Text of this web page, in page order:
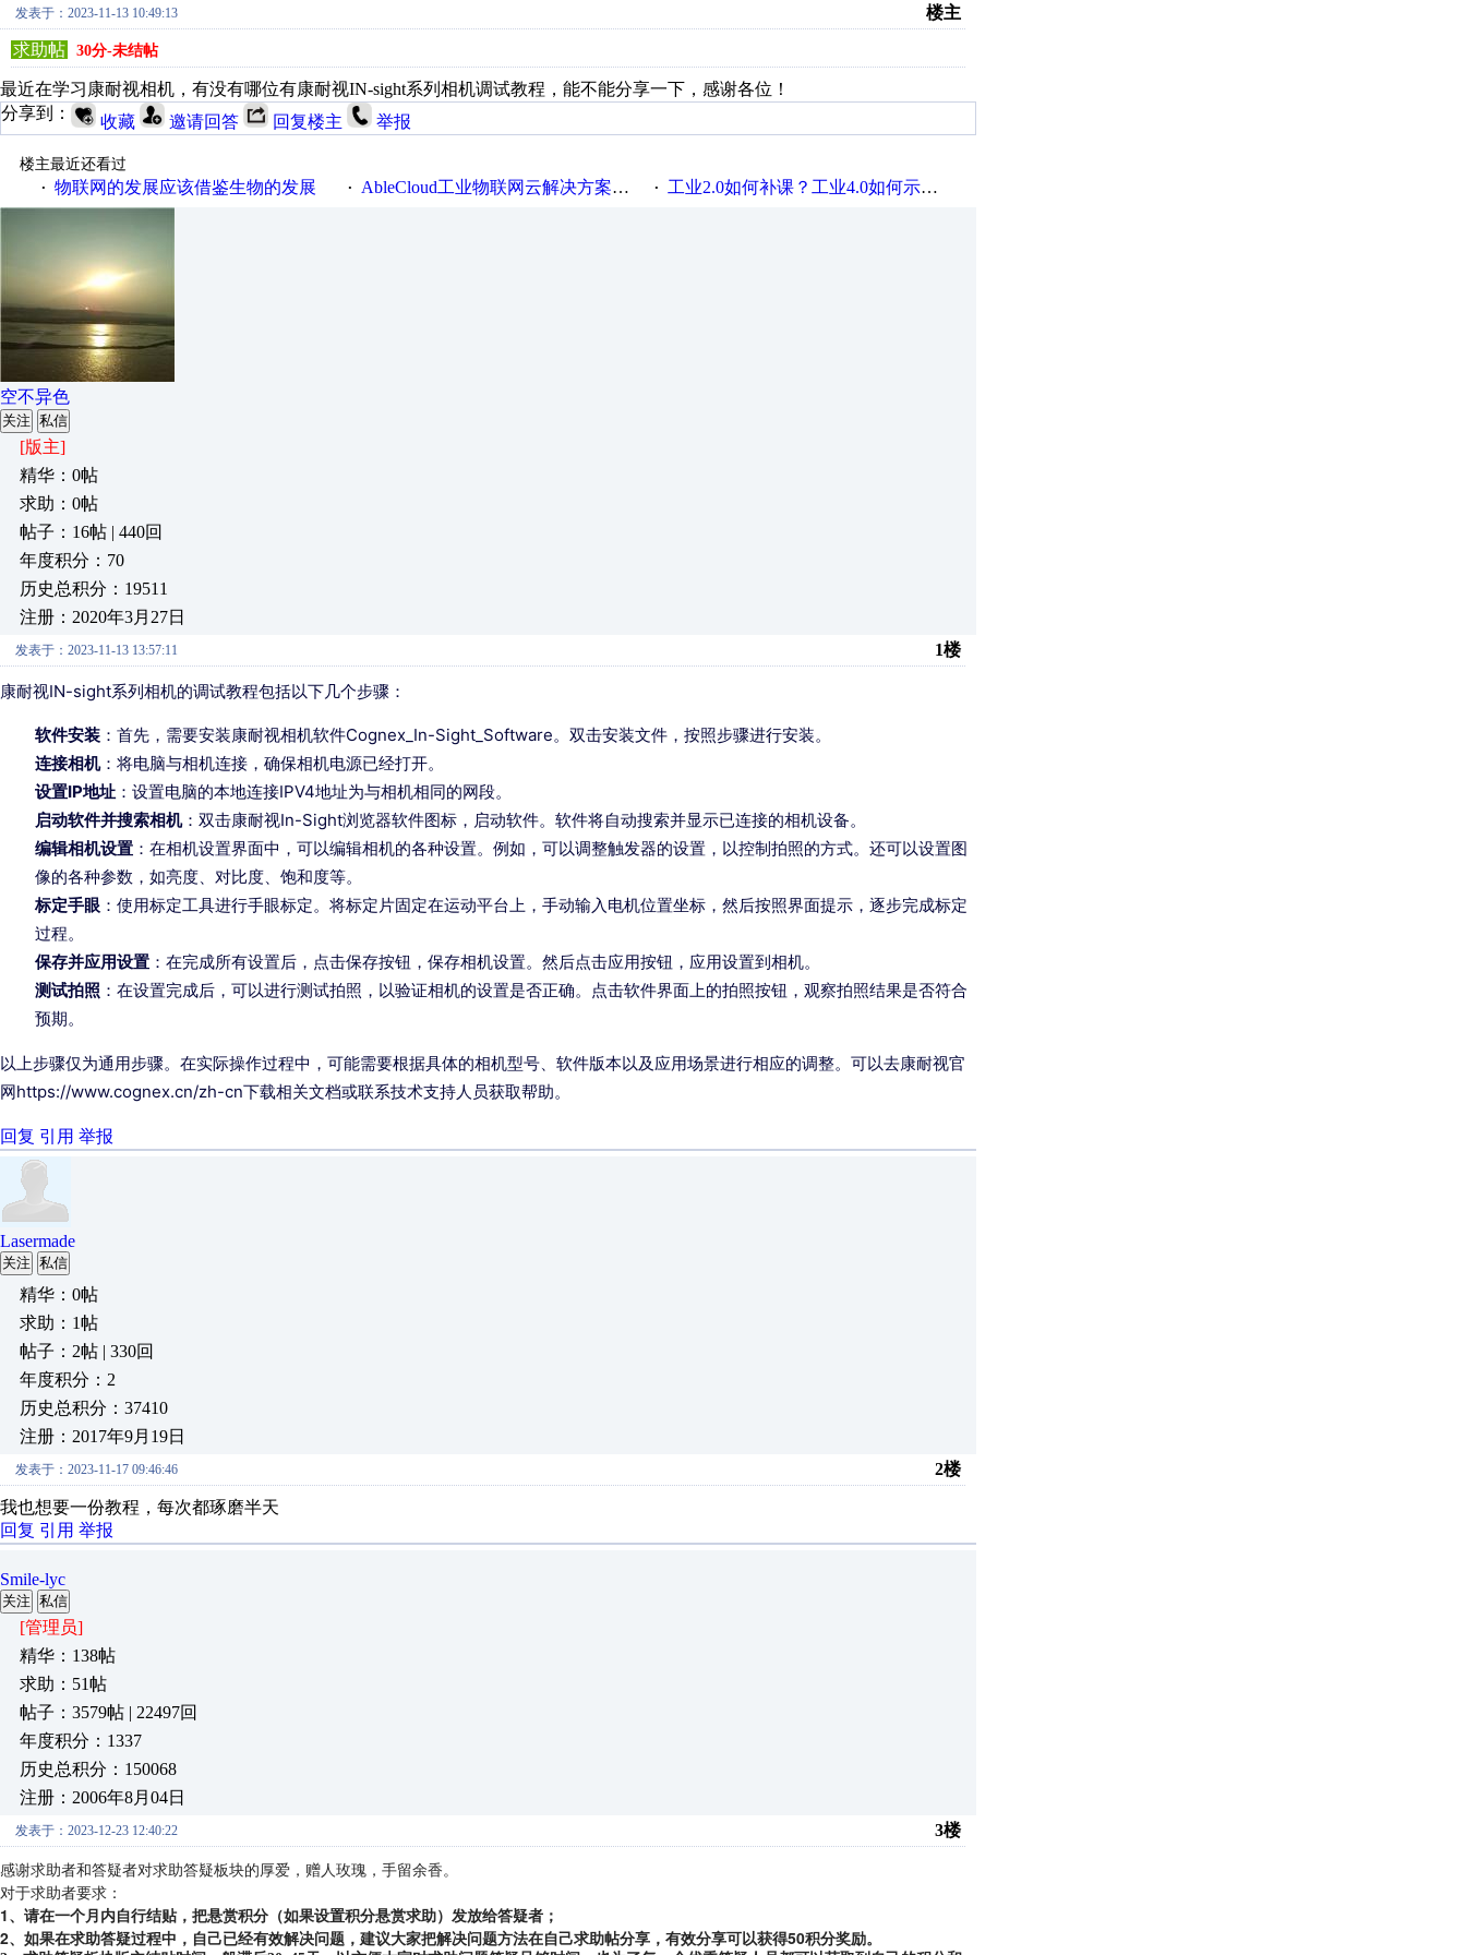
发表于：2023-11-13 10:49:13
楼主
求助帖
30分-未结帖
最近在学习 康耐视相机， 有没有哪位有康耐视IN-sight系列相机调试教程，能不能分享一下，感谢各位！
分享到：
收藏 邀请回答 回复楼主 举报
楼主最近还看过
· 物联网的发展应该借鉴生物的发展 · AbleCloud工业物联网云解决方案实践及应用 · 工业2.0如何补课？工业4.0如何示范？
空不异色
关注 私信
[版主]
精华：0帖
求助：0帖
帖子：16帖 | 440回
年度积分：70
历史总积分：19511
注册：2020年3月27日
发表于：2023-11-13 13:57:11 1楼
康耐视IN-sight系列相机的调试教程包括以下几个步骤：
软件安装 ：首先，需要安装康耐视相机软件Cognex_In-Sight_Software。双击安装文件，按照步骤进行安装。
连接相机：将电脑与相机连接，确保相机电源已经打开。
设置IP地址 ：设置电脑的本地连接IPV4地址为与相机相同的网段。
启动软件并搜索相机：双击康耐视In-Sight浏览器软件图标，启动软件。软件将自动搜索并显示已连接的相机设备。
编辑相机设置 ：在相机设置界面中，可以编辑相机的各种设置。例如，可以调整触发器的设置，以控制拍照的方式。还可以设置图
像的各种参数，如亮度、对比度、饱和度等。
标定手眼 ：使用标定工具进行手眼标定。将标定片固定在运动平台上，手动输入电机位置坐标，然后按照界面提示，逐步完成标定
过程。
保存并应用设置 ：在完成所有设置后，点击保存按钮，保存相机设置。然后点击应用按钮，应用设置到相机。
测试拍照 ：在设置完成后，可以进行测试拍照，以验证相机的设置是否正确。点击软件界面上的拍照按钮，观察拍照结果是否符合
预期。
以上步骤仅为通用步骤。在实际操作过程中，可能需要根据具体的相机型号、软件版本以及应用场景进行相应的调整。可以去康耐视官
网https://www.cognex.cn/zh-cn下载相关文档或联系技术支持人员获取帮助。
回复 引用 举报
Lasermade
关注 私信
精华：0帖
求助：1帖
帖子：2帖 | 330回
年度积分：2
历史总积分：37410
注册：2017年9月19日
发表于：2023-11-17 09:46:46 2楼
我也想要一份教程，每次都琢磨半天
回复 引用 举报
Smile-lyc
关注 私信
[管理员]
精华：138帖
求助：51帖
帖子：3579帖 | 22497回
年度积分：1337
历史总积分：150068
注册：2006年8月04日
发表于：2023-12-23 12:40:22 3楼
感谢求助者和答疑者对求助答疑板块的厚爱，赠人玫瑰，手留余香。
对于求助者要求：
1、请在一个月内自行结贴，把悬赏积分（如果设置积分悬赏求助）发放给答疑者；
2、如果在求助答疑过程中，自己已经有效解决问题，建议大家把解决问题方法在自己求助帖分享，有效分享可以获得50积分奖励。